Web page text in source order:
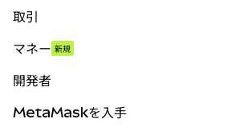
取引
パーペチュアル
RWA
マネー 新規
開発者
MetaMaskを入手